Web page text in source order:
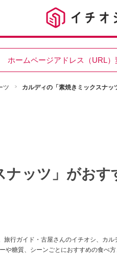
ホームページアドレス（URL
ツ カルディの「素焼きミックスナ
ッツ」がおす
行ガイド・古屋さんのイチオシ、カル
や糖質、シーンごとにおすすめの食べ